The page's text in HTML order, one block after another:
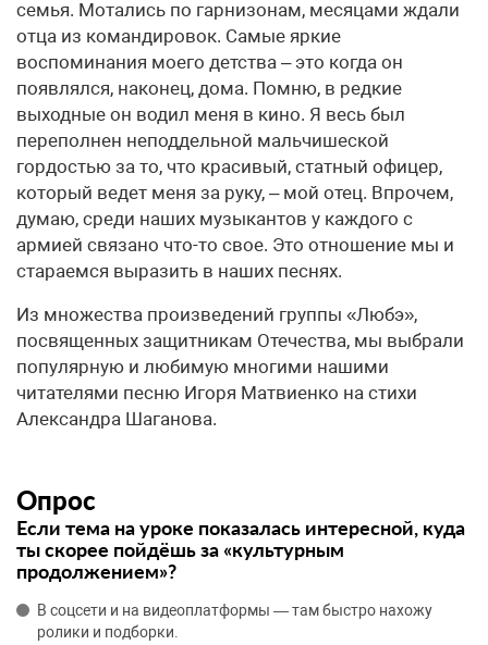
семья. Мотались по гарнизонам, месяцами ждали
отца из командировок. Самые яркие
воспоминания моего детства – это когда он
появлялся, наконец, дома. Помню, в редкие
выходные он водил меня в кино. Я весь был
переполнен неподдельной мальчишеской
гордостью за то, что красивый, статный офицер,
который ведет меня за руку, – мой отец. Впрочем,
думаю, среди наших музыкантов у каждого с
армией связано что-то свое. Это отношение мы и
стараемся выразить в наших песнях.
Из множества произведений группы «Любэ»,
посвященных защитникам Отечества, мы выбрали
популярную и любимую многими нашими
читателями песню Игоря Матвиенко на стихи
Александра Шаганова.
Опрос
Если тема на уроке показалась интересной, куда
ты скорее пойдёшь за «культурным
продолжением»?
В соцсети и на видеоплатформы — там быстро нахожу
ролики и подборки.